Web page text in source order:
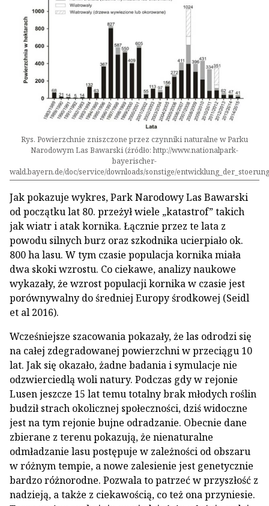
Rys. Powierzchnie zniszczone przez czynniki naturalne w Parku
Narodowym Las Bawarski (źródło: http://www.nationalpark-
bayerischer-
wald.bayern.de/doc/service/downloads/sonstige/
Jak pokazuje wykres, Park Narodowy Las Bawarski
od początku lat 80. przeżył wiele „katastrof” takich
jak wiatr i atak kornika. Łącznie przez te lata z
powodu silnych burz oraz szkodnika ucierpiało ok.
800 ha lasu. W tym czasie populacja kornika miała
dwa skoki wzrostu. Co ciekawe, analizy naukowe
wykazały, że wzrost populacji kornika w czasie jest
porównywalny do średniej Europy środkowej (Seidl
et al 2016).
Wcześniejsze szacowania pokazały, że las odrodzi się
na całej zdegradowanej powierzchni w przeciągu 10
lat. Jak się okazało, żadne badania i symulacje nie
odzwierciedlą woli natury. Podczas gdy w rejonie
Lusen jeszcze 15 lat temu totalny brak młodych roślin
budził strach okolicznej społeczności, dziś widoczne
jest na tym rejonie bujne odradzanie. Obecnie dane
zbierane z terenu pokazują, że nienaturalne
odmładzanie lasu postępuje w zależności od obszaru
w różnym tempie, a nowe zalesienie jest genetycznie
bardzo różnorodne. Pozwala to patrzeć w przyszłość z
nadzieją, a także z ciekawością, co też ona przyniesie.